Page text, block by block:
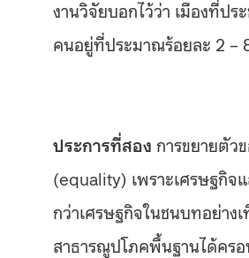
งานวิจัยบอกไว้ว่า เมืองที่ป
คนอยู่ที่ประมาณร้อยละ 2 –
ประการที่สอง การขยายตัว
(equality) เพราะเศรษฐกิ
กว่าเศรษฐกิจในชนบทอย่าง
สาธารณูปโภคพื้นฐานได้ครอ